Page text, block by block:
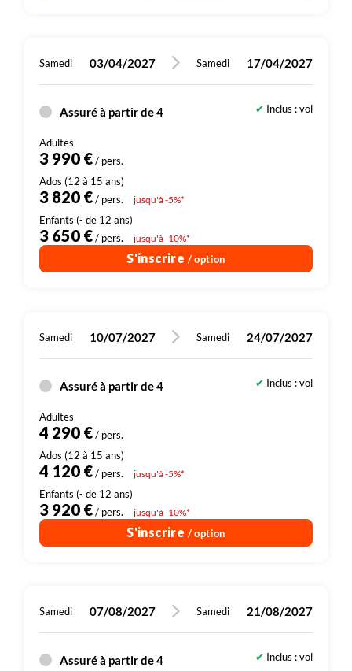
Samedi 03/04/2027 Samedi 17/04/2027
Assuré à partir de 4 Inclus : vol
3 990 €/ pers.
3 820 €/ pers. jusqu'à -5%*
3 650 €/ pers. jusqu'à -10%*
S'inscrire / option
Samedi 10/07/2027 Samedi 24/07/2027
Assuré à partir de 4 Inclus : vol
4 290 €/ pers.
4 120 €/ pers. jusqu'à -5%*
3 920 €/ pers. jusqu'à -10%*
S'inscrire / option
Samedi 07/08/2027 Samedi 21/08/2027
Assuré à partir de 4 Inclus : vol